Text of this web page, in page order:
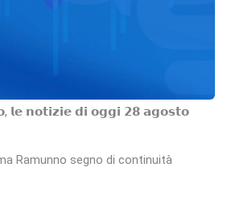
𝗹𝗲 𝗻𝗼𝘁𝗶𝘇𝗶𝗲 𝗱𝗶 𝗼𝗴𝗴𝗶 𝟮𝟴 𝗮𝗴𝗼𝘀𝘁𝗼
Ramunno segno di continuità